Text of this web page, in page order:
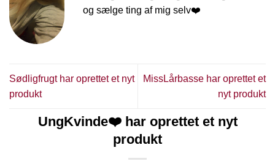
og sælge ting af mig selv❤️
Sødligfrugt har oprettet et nyt
produkt
MissLårbasse har oprettet et
nyt produkt
UngKvinde❤️ har oprettet et nyt
produkt